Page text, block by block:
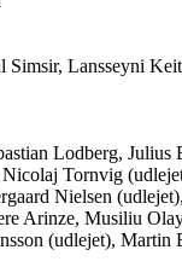
Simsir, Lansseyni
Lodberg, Julius
Tornvig
Nielsen
Arinze, Musiliu
(udlejet),